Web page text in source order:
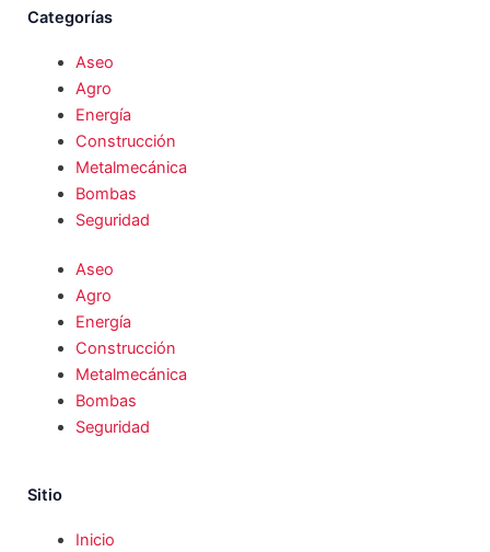
Categorías
Aseo
Agro
Energía
Construcción
Metalmecánica
Bombas
Seguridad
Aseo
Agro
Energía
Construcción
Metalmecánica
Bombas
Seguridad
Sitio
Inicio